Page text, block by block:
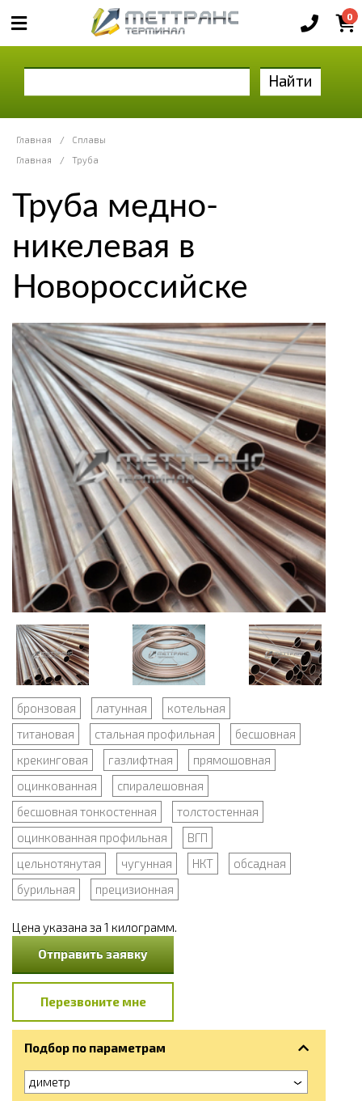
0
Найти
Главная /
Сплавы
Главная
/ Труба
Труба медно-
никелевая в
Новороссийске
бронзовая латунная
котельная
титановая
стальная профильная
бесшовная
крекинговая
газлифтная
прямошовная
оцинкованная
спиралешовная
бесшовная тонкостенная
толстостенная
оцинкованная профильная
ВГП
цельнотянутая
чугунная НКТ
обсадная
бурильная
прецизионная
Цена указана за 1 килограмм.
Отправить заявку
Перезвоните мне
Подбор по параметрам
диметр